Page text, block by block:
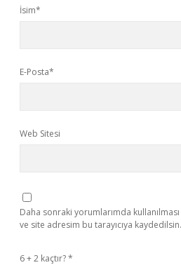
İsim*
E-Posta*
Web Sitesi
Daha sonraki yorumlarımda
ve site adresim bu tarayıcıya kaydedilsin.
6 + 2 kaçtır?*